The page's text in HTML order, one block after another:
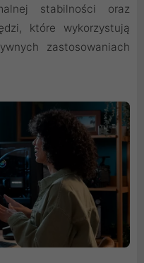
stabilności oraz
które wykorzystują
zastosowaniach